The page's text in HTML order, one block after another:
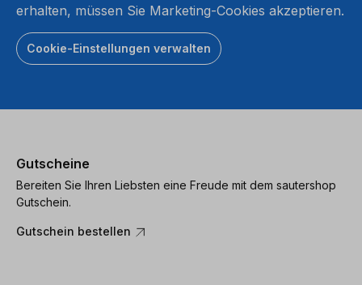
erhalten, müssen Sie Marketing-Cookies akzeptieren.
Cookie-Einstellungen verwalten
Gutscheine
Bereiten Sie Ihren Liebsten eine Freude mit dem sautershop
Gutschein.
Gutschein bestellen